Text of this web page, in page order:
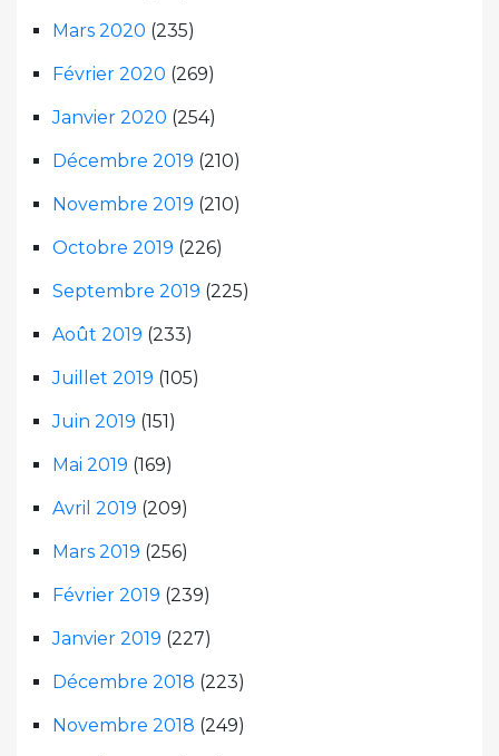
Mars 2020 (235)
Février 2020 (269)
Janvier 2020 (254)
Décembre 2019 (210)
Novembre 2019 (210)
Octobre 2019 (226)
Septembre 2019 (225)
Août 2019 (233)
Juillet 2019 (105)
Juin 2019 (151)
Mai 2019 (169)
Avril 2019 (209)
Mars 2019 (256)
Février 2019 (239)
Janvier 2019 (227)
Décembre 2018 (223)
Novembre 2018 (249)